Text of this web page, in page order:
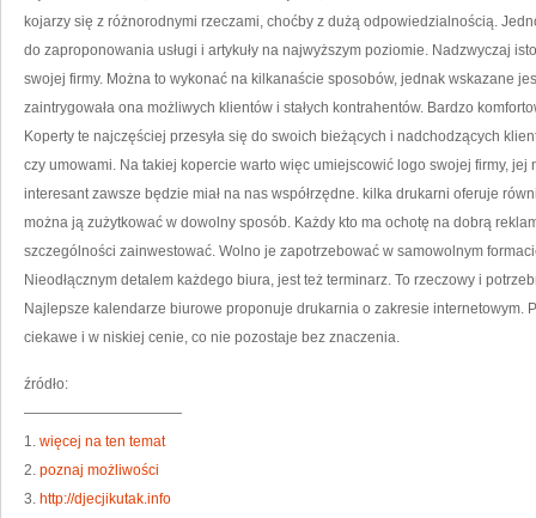
kojarzy się z różnorodnymi rzeczami, choćby z dużą odpowiedzialnością.
do zaproponowania usługi i artykuły na najwyższym poziomie. Nadzwyczaj
swojej firmy. Można to wykonać na kilkanaście sposobów, jednak wskazane
zaintrygowała ona możliwych klientów i stałych kontrahentów. Bardzo
Koperty te najczęściej przesyła się do swoich bieżących i nadchodzących
czy umowami. Na takiej kopercie warto więc umiejscowić logo swojej firmy, jej
interesant zawsze będzie miał na nas współrzędne. kilka drukarni oferuje
można ją zużytkować w dowolny sposób. Każdy kto ma ochotę na dobrą
szczególności zainwestować. Wolno je zapotrzebować w samowolnym
Nieodłącznym detalem każdego biura, jest też terminarz. To rzeczowy i
Najlepsze kalendarze biurowe proponuje drukarnia o zakresie internetowym.
ciekawe i w niskiej cenie, co nie pozostaje bez znaczenia.
źródło:
———————————
1. więcej na ten temat
2. poznaj możliwości
3. http://djecjikutak.info